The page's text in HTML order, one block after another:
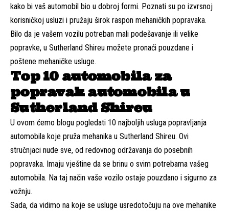
kako bi vaš automobil bio u dobroj formi. Poznati su po izvrsnoj
korisničkoj usluzi i pružaju širok raspon mehaničkih popravaka.
Bilo da je vašem vozilu potreban mali podešavanje ili velike
popravke, u Sutherland Shireu možete pronaći pouzdane i
poštene mehaničke usluge.
Top 10 automobila za
popravak automobila u
Sutherland Shireu
U ovom ćemo blogu pogledati 10 najboljih usluga popravljanja
automobila koje pruža mehanika u Sutherland Shireu. Ovi
stručnjaci nude sve, od redovnog održavanja do posebnih
popravaka. Imaju vještine da se brinu o svim potrebama vašeg
automobila. Na taj način vaše vozilo ostaje pouzdano i sigurno za
vožnju.
Sada, da vidimo na koje se usluge usredotočuju na ove mehanike